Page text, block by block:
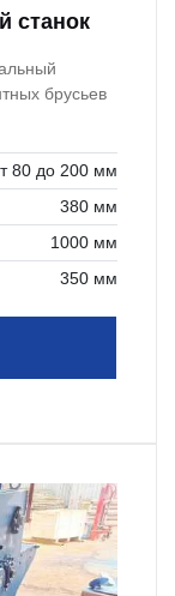
станок
брусьев
80 до 200 мм
380 мм
1000 мм
350 мм